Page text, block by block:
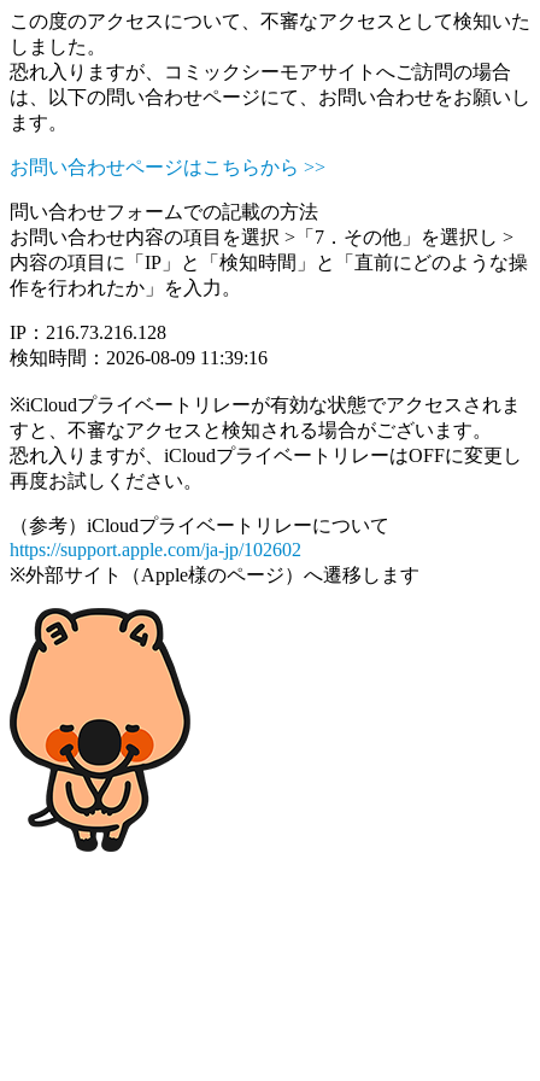
この度のアクセスについて、不審なアクセスとして検知いた
しました。
恐れ入りますが、コミックシーモアサイトへご訪問の場合
は、以下の問い合わせページにて、お問い合わせをお願いし
ます。
お問い合わせページはこちらから >>
問い合わせフォームでの記載の方法
お問い合わせ内容の項目を選択 >「7．その他」を選択し >
内容の項目に「IP」と「検知時間」と「直前にどのような操
作を行われたか」を入力。
IP：216.73.216.128
検知時間：2026-08-09 11:39:16
※iCloudプライベートリレーが有効な状態でアクセスされま
すと、不審なアクセスと検知される場合がございます。
恐れ入りますが、iCloudプライベートリレーはOFFに変更し
再度お試しください。
（参考）iCloudプライベートリレーについて
https://support.apple.com/ja-jp/102602
※外部サイト（Apple様のページ）へ遷移します